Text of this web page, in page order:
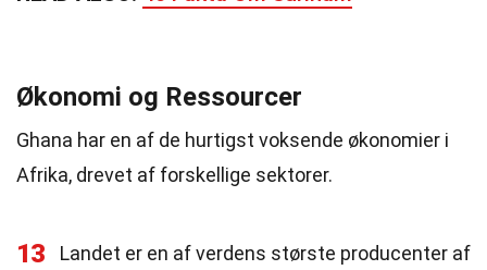
Økonomi og Ressourcer
Ghana har en af de hurtigst voksende økonomier i
Afrika, drevet af forskellige sektorer.
13
Landet er en af verdens største producenter af